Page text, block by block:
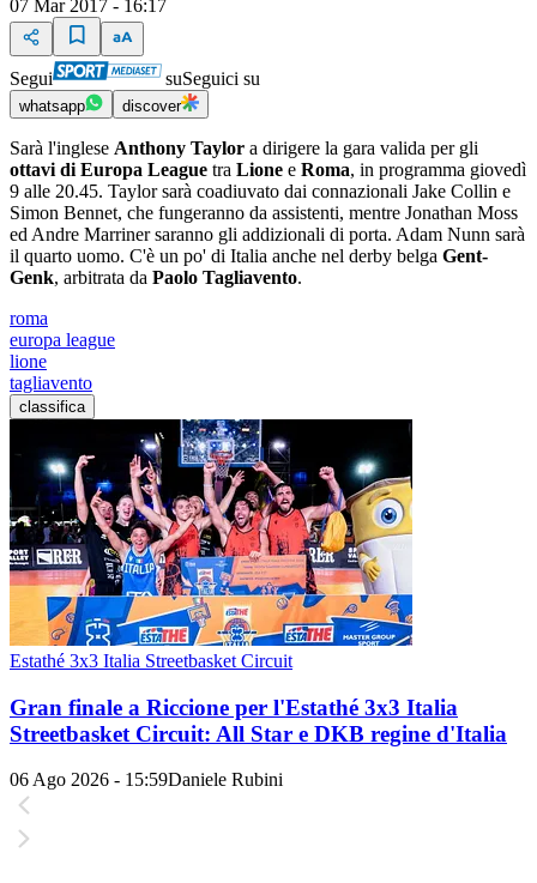
07 Mar 2017 - 16:17
Segui suSeguici su
whatsapp discover
Sarà l'inglese Anthony Taylor a dirigere la gara valida per gli
ottavi di Europa League tra Lione e Roma, in programma giovedì
9 alle 20.45. Taylor sarà coadiuvato dai connazionali Jake Collin e
Simon Bennet, che fungeranno da assistenti, mentre Jonathan Moss
ed Andre Marriner saranno gli addizionali di porta. Adam Nunn sarà
il quarto uomo. C'è un po' di Italia anche nel derby belga Gent-
Genk, arbitrata da Paolo Tagliavento.
roma
europa league
lione
tagliavento
classifica
Estathé 3x3 Italia Streetbasket Circuit
Gran finale a Riccione per l'Estathé 3x3 Italia
Streetbasket Circuit: All Star e DKB regine d'Italia
06 Ago 2026 - 15:59Daniele Rubini